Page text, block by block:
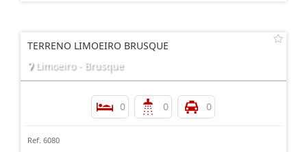
TERRENO LIMOEIRO BRUSQUE
Limoeiro - Brusque
0 0 0
Ref. 6080